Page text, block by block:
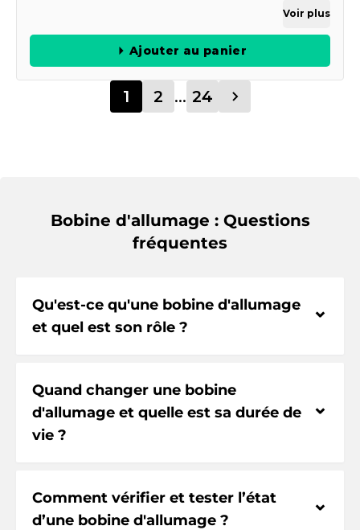
Voir plus
Ajouter au panier
1 2 ... 24
Bobine d'allumage : Questions
fréquentes
Qu'est-ce qu'une bobine d'allumage
et quel est son rôle ?
⌃
Quand changer une bobine
d'allumage et quelle est sa durée de
vie ?
⌃
Comment vérifier et tester l’état
d’une bobine d'allumage ?
⌃